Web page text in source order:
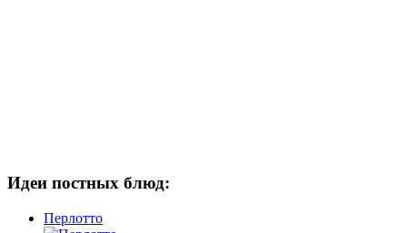
Идеи постных блюд:
Перлотто